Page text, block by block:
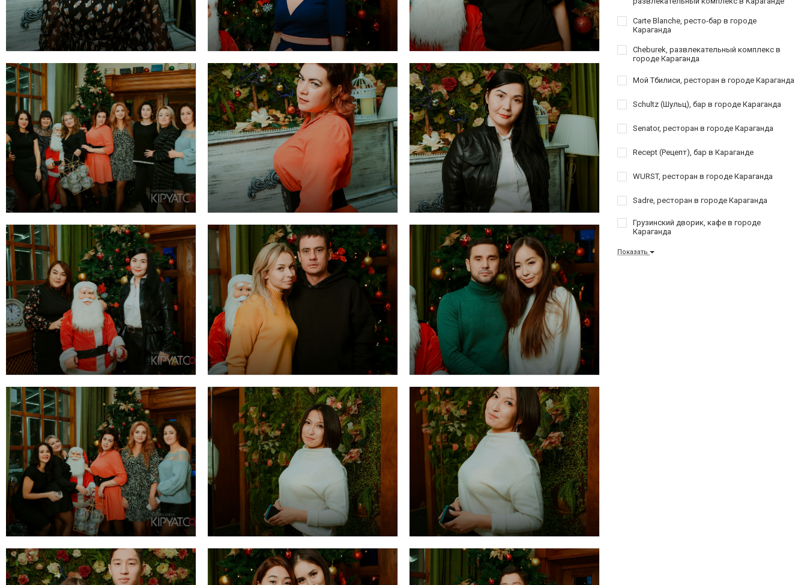
Carte Blanche, ресто-бар в городе
Караганда
Cheburek, развлекательный комплекс в
городе Караганда
Мой Тбилиси, ресторан в городе Караганда
Schultz (Шульц), бар в городе Караганда
Senator, ресторан в городе Караганда
Recept (Рецепт), бар в Караганде
WURST, ресторан в городе Караганда
Sadre, ресторан в городе Караганда
Грузинский дворик, кафе в городе
Караганда
Показать